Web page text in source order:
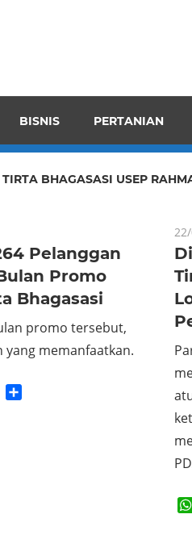
BISNIS PERTANIAN
BHAGASASI USEP
Pelanggan
Promo
Bhagasasi
promo tersebut,
yang memanfaatkan.
Yahoo